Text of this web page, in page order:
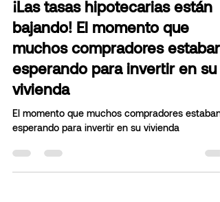
¡Las tasas hipotecarias están
bajando! El momento que
muchos compradores estaban
esperando para invertir en su
vivienda
El momento que muchos compradores estaban